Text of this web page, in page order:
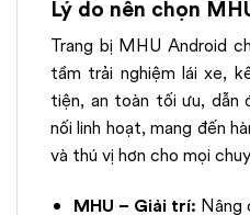
Lý do nên chọn
Trang bị MHU Android
tầm trải nghiệm lái xe,
tiện, an toàn tối ưu, dẫn
nối linh hoạt, mang đến
và thú vị hơn cho mọi
MHU – Giải trí: Nâng